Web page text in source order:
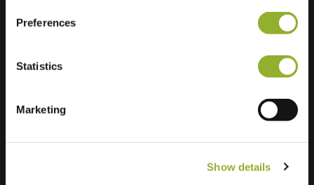
Preferences
Statistics
Marketing
Show details